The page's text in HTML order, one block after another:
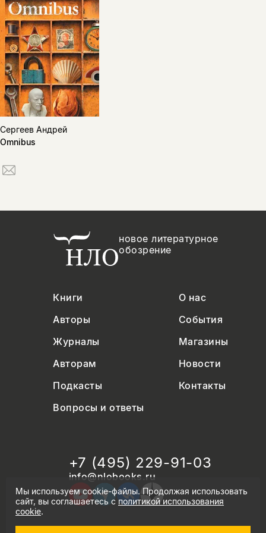
Сергеев Андрей
Omnibus
новое литературное
обозрение
Книги
О нас
Авторы
События
Журналы
Магазины
Авторам
Новости
Подкасты
Контакты
Вопросы и ответы
+7 (495) 229-91-03
info@nlobooks.ru
Мы используем cookie-файлы. Продолжая использовать
сайт, вы соглашаетесь сполитикой использования
cookie.